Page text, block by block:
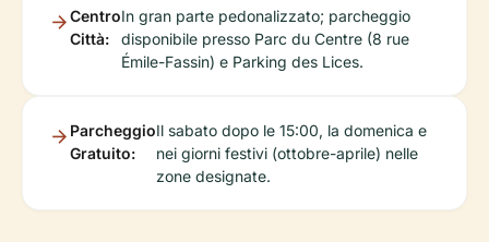
Centro
Città:
In gran parte pedonalizzato; parcheggio
disponibile presso Parc du Centre (8 rue
Émile-Fassin) e Parking des Lices.
Parcheggio
Gratuito:
Il sabato dopo le 15:00, la domenica e
nei giorni festivi (ottobre-aprile) nelle
zone designate.